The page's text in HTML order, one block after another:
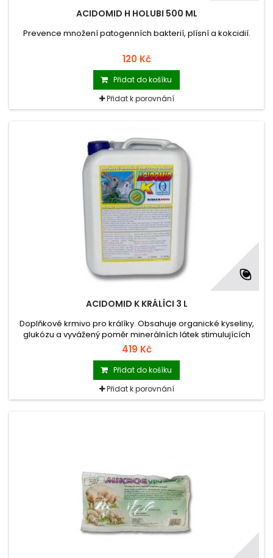
ACIDOMID H HOLUBI 500 ML
Prevence množení patogenních bakterií, plísní a kokcidií.
120 Kč
Přidat do košíku
Přidat k porovnání
ACIDOMID K KRÁLÍCI 3 L
Doplňkové krmivo pro králíky. Obsahuje organické kyseliny,
glukózu a vyvážený poměr minerálních látek stimulujících
metabolismus a zvyšujících imunitu organismu.Také zvyšuje
odolnost proti kokcidióze.
419 Kč
Přidat do košíku
Přidat k porovnání